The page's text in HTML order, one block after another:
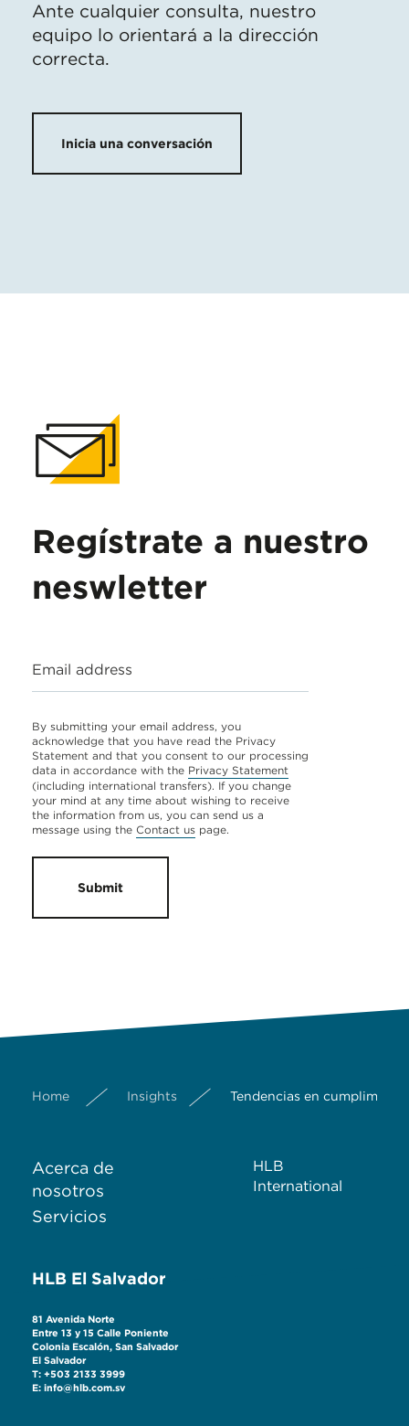
Ante cualquier consulta, nuestro
equipo lo orientará a la dirección
correcta.
Inicia una conversación
Regístrate a nuestro
neswletter
Email address
By submitting your email address, you
acknowledge that you have read the Privacy
Statement and that you consent to our processing
data in accordance with the Privacy Statement
(including international transfers). If you change
your mind at any time about wishing to receive
the information from us, you can send us a
message using the Contact us page.
Submit
Home Insights Tendencias en
Acerca de
nosotros
Servicios
HLB
International
HLB El Salvador
81 Avenida Norte
Entre 13 y 15 Calle Poniente
Colonia Escalón, San Salvador
El Salvador
T: +503 2133 3999
E: info@hlb.com.sv